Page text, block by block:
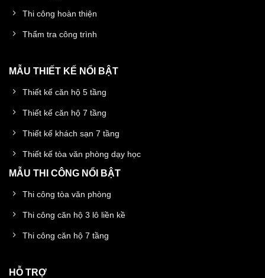
Thi công hoàn thiện
Thẩm tra công trình
MẪU THIẾT KẾ NỔI BẬT
Thiết kế căn hộ 5 tầng
Thiết kế căn hộ 7 tầng
Thiết kế khách sạn 7 tầng
Thiết kế tòa văn phòng dạy học
MẪU THI CÔNG NỔI BẬT
Thi công tòa văn phòng
Thi công căn hộ 3 lô liền kề
Thi công căn hộ 7 tầng
HỖ TRỢ